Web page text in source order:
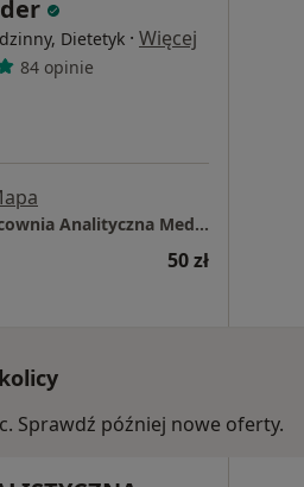
Dietetyk · Więcej
84 opinie
Przychodnia Lekarska i Pracownia Analityczna Mederi
50 zł
Sprawdź później nowe oferty.